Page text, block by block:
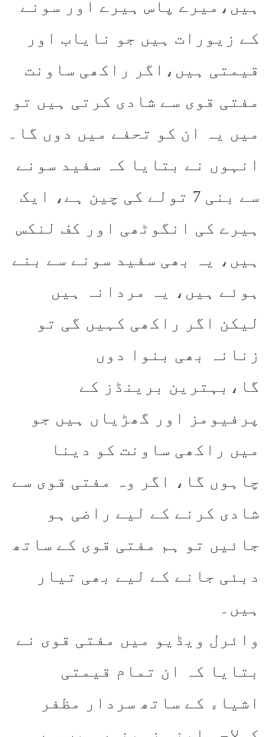
ہیں،میرے پاس ہیرے اور سونے
کے زیورات ہیں جو نایاب اور
قیمتی ہیں،اگر راکھی ساونت
مفتی قوی سے شادی کرتی ہیں تو
میں یہ ان کو تحفے میں دوں گا۔
انہوں نے بتایا کہ سفید سونے
سے بنی 7 تولے کی چین ہے، ایک
ہیرے کی انگوٹھی اور کف لنکس
ہیں، یہ بھی سفید سونے سے بنے
ہوئے ہیں، یہ مردانہ ہیں
لیکن اگر راکھی کہیں گی تو
زنانہ بھی بنوا دوں
گا،بہترین برینڈز کے
پرفیومز اور گھڑیاں ہیں جو
میں راکھی ساونت کو دینا
چاہوں گا، اگر وہ مفتی قوی سے
شادی کرنے کے لیے راضی ہو
جائیں تو ہم مفتی قوی کے ساتھ
دبئی جانے کے لیے بھی تیار
ہیں۔
وائرل ویڈیو میں مفتی قوی نے
بتایا کہ ان تمام قیمتی
اشیاء کے ساتھ سردار مظفر